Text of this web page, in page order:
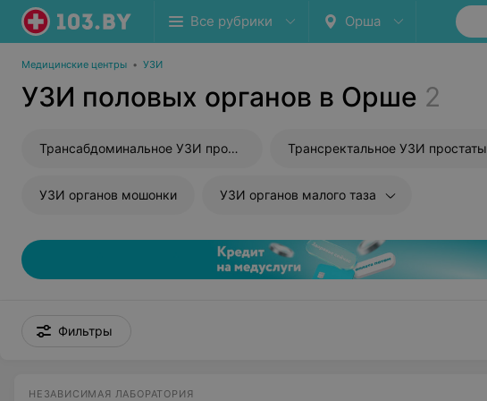
Все рубрики Орша
Медицинские центры • УЗИ
УЗИ половых органов в Орше 2
Трансабдоминальное УЗИ простаты Трансректальное УЗИ простаты
УЗИ органов мошонки УЗИ органов малого таза
Фильтры
НЕЗАВИСИМАЯ ЛАБОРАТОРИЯ